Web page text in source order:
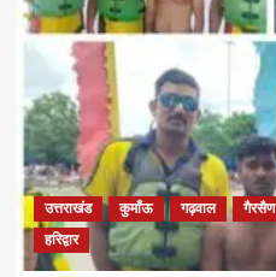
उत्तराखंड कुमाँऊ गढ़वाल गैरसैण
हरिद्वार